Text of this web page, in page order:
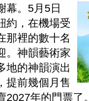
幕。5月5日
約，在機場受
那裡的數十名
。神韻藝術家
地的神韻演出
提前幾個月售
2027年的門票了。